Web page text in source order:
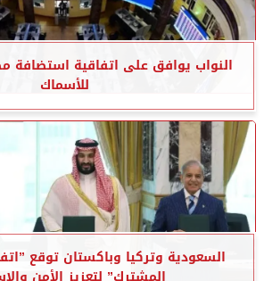
النواب يوافق على اتفاقية استضافة
للأسماك
السعودية وتركيا وباكستان توقع